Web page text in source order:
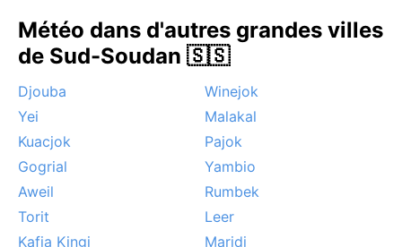
Météo dans d'autres grandes villes
de Sud-Soudan 🇸🇸
Djouba
Winejok
Yei
Malakal
Kuacjok
Pajok
Gogrial
Yambio
Aweil
Rumbek
Torit
Leer
Kafia Kingi
Maridi